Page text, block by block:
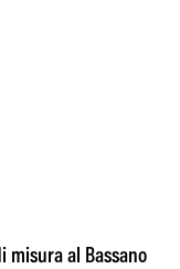
misura al Bassano